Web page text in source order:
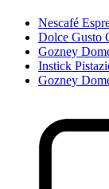
Nescafé
Dolce Gusto
Gozney
Instick
Gozney